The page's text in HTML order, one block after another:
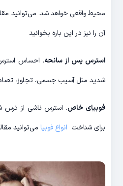
محیط واقعی خواهد شد. می‌توانید
آن را نیز در این باره بخوانید
استرس پس از سانحه. احساس
شدید مثل آسیب جسمی، تجاوز،
فوبیای خاص. استرس ناشی از
برای شناخت انواع فوبیا می‌توانید